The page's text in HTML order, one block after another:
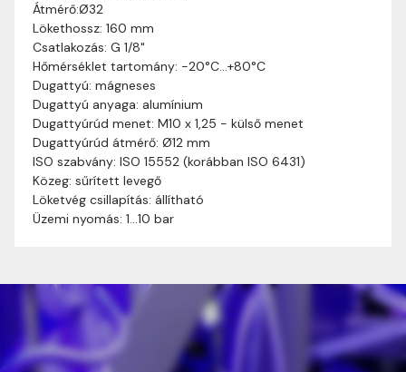
Átmérő:Ø32
Lökethossz: 160 mm
Csatlakozás: G 1/8"
Hőmérséklet tartomány: -20°C…+80°C
Dugattyú: mágneses
Dugattyú anyaga: alumínium
Dugattyúrúd menet: M10 x 1,25 - külső menet
Dugattyúrúd átmérő: Ø12 mm
ISO szabvány: ISO 15552 (korábban ISO 6431)
Közeg: sűrített levegő
Löketvég csillapítás: állítható
Üzemi nyomás: 1…10 bar
információinkat, hogy a vásárlásotok gördülékenyen és
zökkenőmentesen történhessen.
Szállítási idő:Általában a megrendeléseket 2-5
munkanapon belül kézbesítjük. Amennyiben
valamilyen okból kifolyólag a szállítás hosszabb
ideig tart, előre értesítünk benneteket.
Szállítási díj:A szállítási díj függ a termék súlyától
és a szállítási cím távolságától. A pontos szállítási
díjat a vásárlás folyamata során megtekinthetitek,
mielőtt a rendelést véglegesítitek.